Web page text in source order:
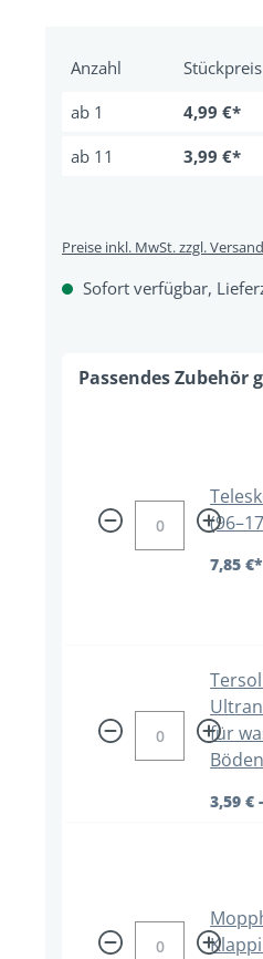
Anzahl
Stückpreis
ab 1
4,99 €*
ab 11 3,99 €*
Preise inkl. MwSt. zzgl.
Sofort verfügbar,
7,85 €*
für
3,59 €